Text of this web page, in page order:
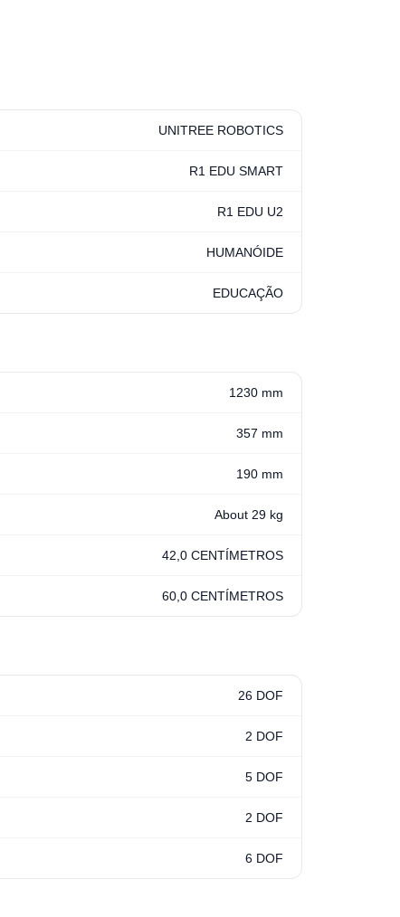
UNITREE ROBOTICS
R1 EDU SMART
R1 EDU U2
HUMANÓIDE
EDUCAÇÃO
1230 mm
357 mm
190 mm
About 29 kg
42,0 CENTÍMETROS
60,0 CENTÍMETROS
26 DOF
2 DOF
5 DOF
2 DOF
6 DOF